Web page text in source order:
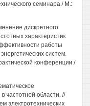
семинара./ М.:
дискретного
характеристик
работы
систем.
конференции./
частотной области. //
электротехнических